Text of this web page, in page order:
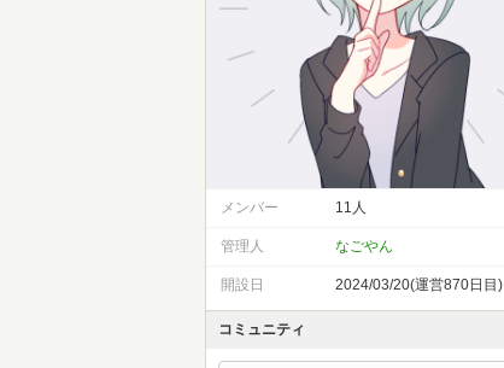
メンバー 11人
管理人 なごやん
開設日 2024/03/20(運営870日目)
コミュニティ